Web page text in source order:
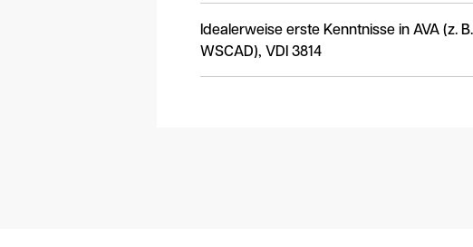
Idealerweise erste Kenntnisse in AVA (z.
WSCAD), VDI 3814